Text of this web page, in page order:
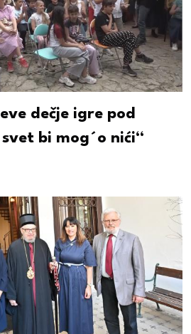
dečje igre pod
bi mog´o nići“